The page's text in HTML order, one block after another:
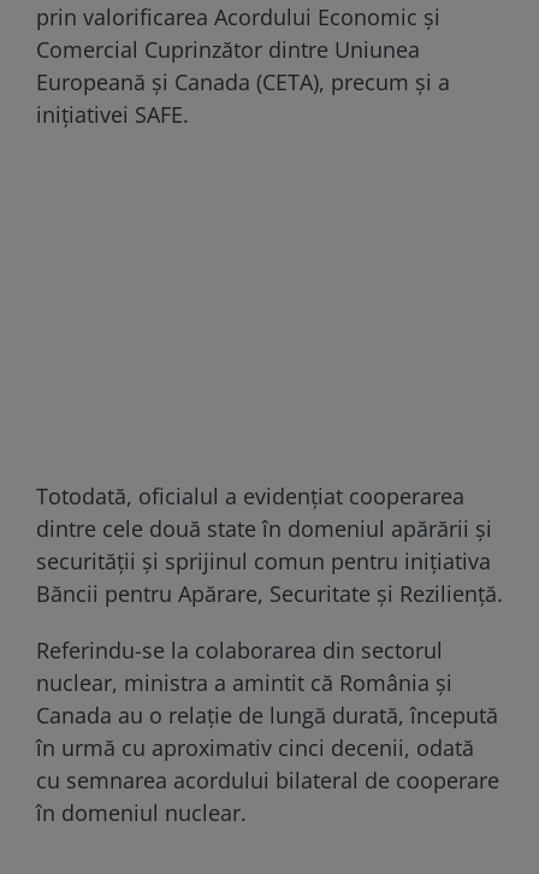
prin valorificarea Acordului Economic și
Comercial Cuprinzător dintre Uniunea
Europeană și Canada (CETA), precum și a
inițiativei SAFE.
Totodată, oficialul a evidențiat cooperarea
dintre cele două state în domeniul apărării și
securității și sprijinul comun pentru inițiativa
Băncii pentru Apărare, Securitate și Reziliență.
Referindu-se la colaborarea din sectorul
nuclear, ministra a amintit că România și
Canada au o relație de lungă durată, începută
în urmă cu aproximativ cinci decenii, odată
cu semnarea acordului bilateral de cooperare
în domeniul nuclear.